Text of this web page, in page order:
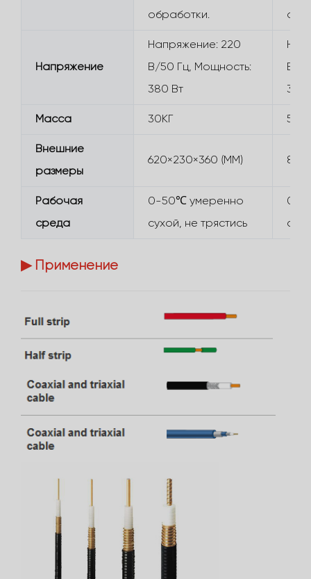
обработки.
Напряжение
Напряжение: 220
В/50 Гц, Мощность:
380 Вт
В/
380
Масса 30КГ
Внешние
размеры
620×230×360 (ММ)
Рабочая
среда
0-50℃ умеренно
сухой, не трястись
0-
▶ Применение